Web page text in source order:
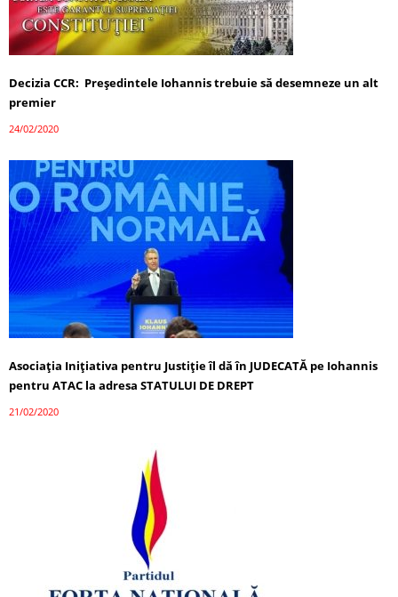
Decizia CCR: Președintele Iohannis trebuie să desemneze un alt
premier
24/02/2020
Asociaţia Iniţiativa pentru Justiţie îl dă în JUDECATĂ pe Iohannis
pentru ATAC la adresa STATULUI DE DREPT
21/02/2020